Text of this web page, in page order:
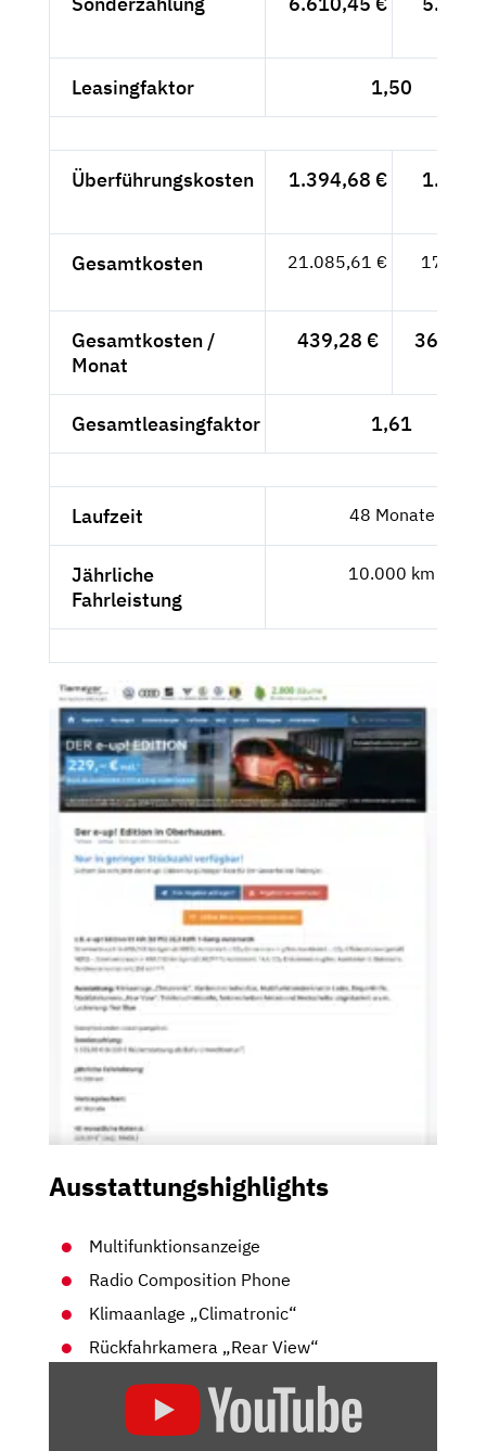
Leasingfaktor 1,50
Überführungskosten 1.394,68 €
Gesamtkosten 21.085,61 €
Gesamtkosten /
Monat
439,28 € 369,15
Gesamtleasingfaktor 1,61
Laufzeit 48 Monate
Jährliche
Fahrleistung
10.000 km
Ausstattungshighlights
Multifunktionsanzeige
Radio Composition Phone
Klimaanlage „Climatronic“
Rückfahrkamera „Rear View“